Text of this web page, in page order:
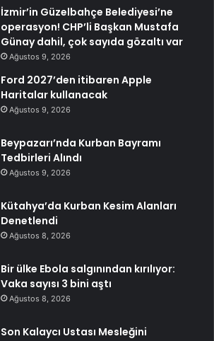
İzmir’in Güzelbahçe Belediyesi’ne
operasyon! CHP’li Başkan Mustafa
Günay dahil, çok sayıda gözaltı var
Ağustos 9, 2026
Ford 2027’den itibaren Apple
Haritalar kullanacak
Ağustos 9, 2026
Beypazarı’nda Kurban Bayramı
Tedbirleri Alındı
Ağustos 9, 2026
Kütahya’da Kurban Kesim Alanları
Denetlendi
Ağustos 8, 2026
Bir ülke Ebola salgınından kırılıyor:
Vaka sayısı 3 bini aştı
Ağustos 8, 2026
Son Kalaycı Ustası Mesleğini